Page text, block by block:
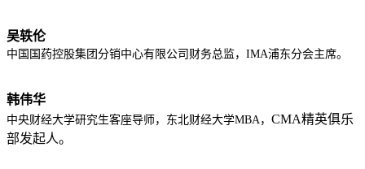
吴轶伦
中国国药控股集团分销中心有限公司财务总监，IMA浦东分会主席。
韩伟华
中央财经大学研究生客座导师，东北财经大学MBA， CMA精英俱乐
部发起人。